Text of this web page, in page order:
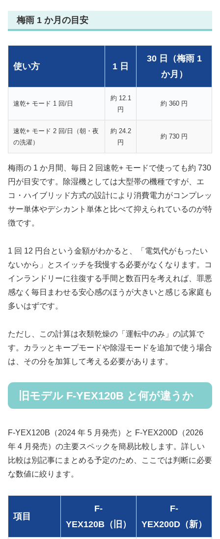
梅雨 1 か月の目安
使い方 1 日
30 日（梅雨 1
か月）
速乾+ モード 1 回/日
約 12.1
円
約 360 円
速乾+ モード 2 回/日（朝・夜
の洗濯）
約 24.2
円
約 730 円
梅雨の 1 か月間、毎日 2 回速乾+ モードで使っても約 730
円が目安です。除湿機としては大型帯の機種ですが、エ
コ・ハイブリッド方式の設計により消費電力がコンプレッ
サー単体やデシカント単体と比べて抑えられているのが特
徴です。
1 回 12 円台という金額がわかると、「電気代がもったい
ないから」とスイッチを我慢する必要がなくなります。コ
インランドリーに往復する手間と数百円を考えれば、罪悪
感なく毎日まわせる安心感のほうが大きいと感じる家庭も
多いはずです。
ただし、この計算は衣類乾燥の「運転中のみ」の試算で
す。カラッとキープモードや除湿モードを追加で使う場合
は、その分を加算して考える必要があります。
旧モデル F-YEX120B と何が違うか
F-YEX120B（2024 年 5 月発売）と F-YEX200D（2026
年 4 月発売）の主要スペックを簡易比較します。詳しい
比較は別記事にまとめる予定のため、ここでは判断に必要
な数値に絞ります。
項目
F-
YEX120B（旧）
F-
YEX200D（新）